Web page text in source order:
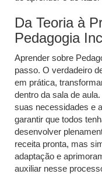
Da Teoria à
Pedagogia
Aprender sobre
passo. O verdadeiro
em prática,
dentro da sala de
suas necessidades e
garantir que todos
desenvolver
receita pronta, mas
adaptação e
auxiliar nesse